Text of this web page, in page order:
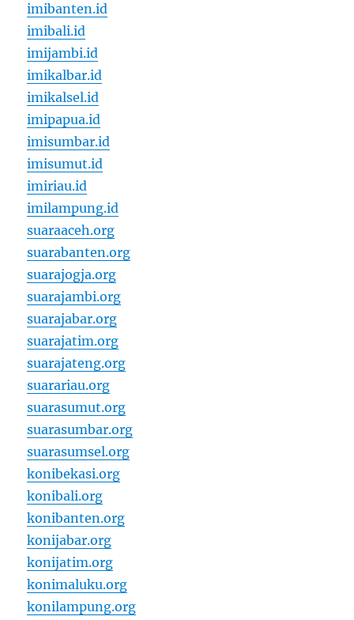
imibanten.id
imibali.id
imijambi.id
imikalbar.id
imikalsel.id
imipapua.id
imisumbar.id
imisumut.id
imiriau.id
imilampung.id
suaraaceh.org
suarabanten.org
suarajogja.org
suarajambi.org
suarajabar.org
suarajatim.org
suarajateng.org
suarariau.org
suarasumut.org
suarasumbar.org
suarasumsel.org
konibekasi.org
konibali.org
konibanten.org
konijabar.org
konijatim.org
konimaluku.org
konilampung.org